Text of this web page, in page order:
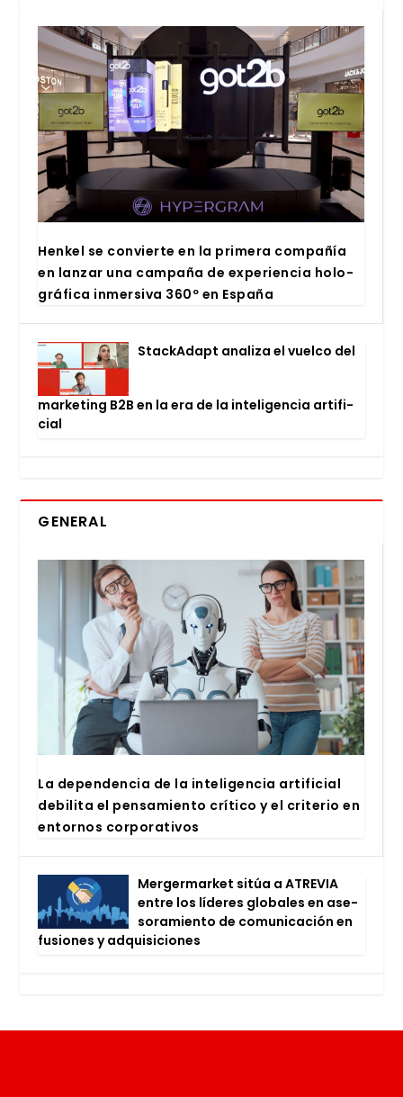
Hen­kel se con­vier­te en la pri­me­ra com­pa­ñía
en lan­zar una cam­pa­ña de expe­rien­cia holo­
grá­fi­ca inmer­si­va 360º en Espa­ña
Stac­kA­dapt ana­li­za el vuel­co del
mar­ke­ting B2B en la era de la inte­li­gen­cia arti­fi­
cial
GENERAL
La depen­den­cia de la inte­li­gen­cia arti­fi­cial
debi­li­ta el pen­sa­mien­to crí­ti­co y el cri­te­rio en
entor­nos cor­po­ra­ti­vos
Mer­ger­mar­ket sitúa a ATRE­VIA
entre los líde­res glo­ba­les en ase­
so­ra­mien­to de comu­ni­ca­ción en
fusio­nes y adqui­si­cio­nes